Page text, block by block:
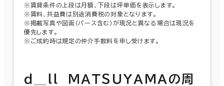
※賃貸条件の上段は月額、下段は坪単価を表示します。
※賃料、共益費は別途消費税の対象となります。
※掲載写真や図面（パース含む）が現況と異なる場合は現況を
優先します。
※ご成約時は規定の仲介手数料を申し受けます。
ｄ＿ｌｌ ＭＡＴＳＵＹＡＭＡの周